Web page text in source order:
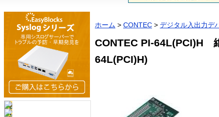
ホーム > CONTEC > デジタル入出力デ
CONTEC PI-64L(PCI)H
64L(PCI)H)